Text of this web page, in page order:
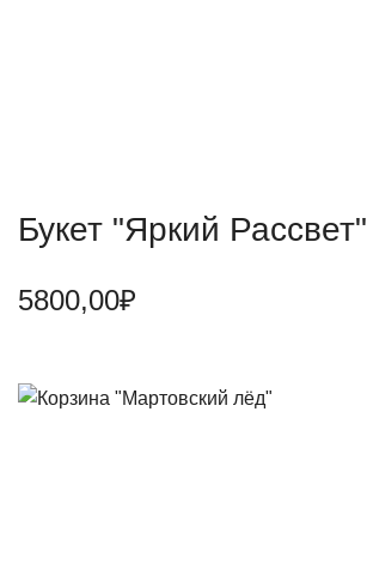
Букет "Яркий Рассвет"
5800,00₽